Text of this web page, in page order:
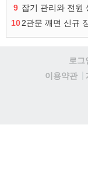
9
102관문 깨면 신규
로그
이용약관